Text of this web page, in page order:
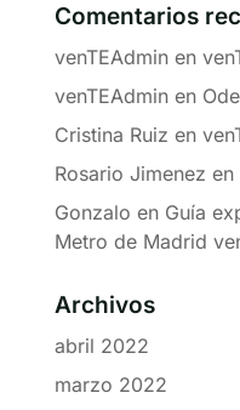
Comentarios
venTEAdminen
venTEAdminen
Cristina Ruiz en
Rosario Jimenez en
Gonzalo en Guía
Metro de Madrid
Archivos
abril 2022
marzo 2022